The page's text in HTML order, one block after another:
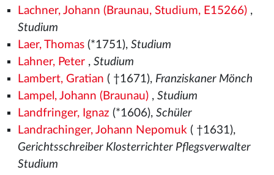
Lachner, Johann (Braunau, Studium, E15266),
Studium
Laer, Thomas(*1751), Studium
Lahner, Peter, Studium
Lambert, Gratian ( †1671), Franziskaner Mönch
Lampel, Johann (Braunau), Studium
Landfringer, Ignaz (*1606), Schüler
Landrachinger, Johann Nepomuk( †1631),
Gerichtsschreiber Klosterrichter Pflegsverwalter
Studium